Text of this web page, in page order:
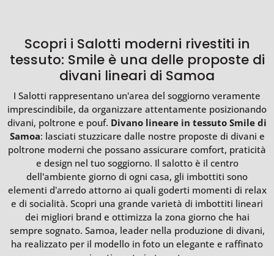
Scopri i Salotti moderni rivestiti in
tessuto: Smile è una delle proposte di
divani lineari di Samoa
I Salotti rappresentano un'area del soggiorno veramente
imprescindibile, da organizzare attentamente posizionando
divani, poltrone e pouf. Divano lineare in tessuto Smile di
Samoa: lasciati stuzzicare dalle nostre proposte di divani e
poltrone moderni che possano assicurare comfort, praticità
e design nel tuo soggiorno. Il salotto è il centro
dell'ambiente giorno di ogni casa, gli imbottiti sono
elementi d’arredo attorno ai quali goderti momenti di relax
e di socialità. Scopri una grande varietà di imbottiti lineari
dei migliori brand e ottimizza la zona giorno che hai
sempre sognato. Samoa, leader nella produzione di divani,
ha realizzato per il modello in foto un elegante e raffinato